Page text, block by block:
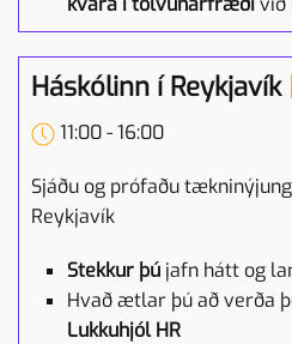
Háskólinn í Reykjavík |
11:00 - 16:00
Sjáðu og prófaðu
Reykjavík
Stekkur þú jafn hátt og
Hvað ætlar þú að verða
Lukkuhjól HR